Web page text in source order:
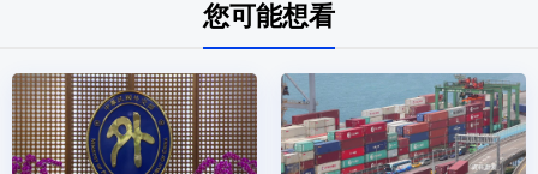
您可能想看